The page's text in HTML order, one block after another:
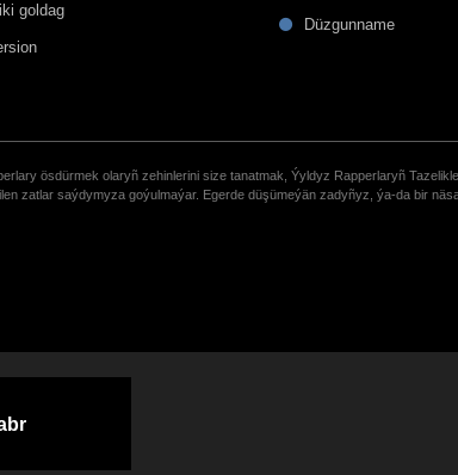
goldag
Düzgunname
ösdürmek olaryñ zehinlerini size tanatmak, Ýyldyz Rapperlaryñ
zatlar saýdymyza goýulmaýar. Egerde düşümeýän zadyñyz, ýa-da bir